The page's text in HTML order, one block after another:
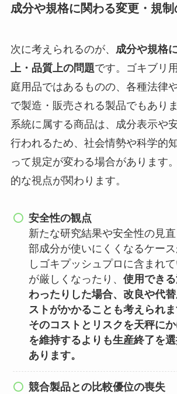
成分や規格に関わる変更・規制
次に考えられるのが、 成分や規格
上・品質上の問題です。ゴキブリ
庭用品ではあるものの、各種法律
で製造・販売される製品でもあり
系統に属する商品は、成分表示や
行われるため、社会情勢や科学的
って規定が変わる場合があります
的な視点が関わります。
安全性の観点
新たな研究結果や安全性の見
部成分が使いにくくなるケー
しゴキプッシュプロに含まれ
が厳しくなったり、使用でき
わったりした場合、改良や代
ストがかかることも考えられ
そのコストとリスクを天秤に
を維持するよりも生産終了を
あります。
競合製品との比較優位の喪失